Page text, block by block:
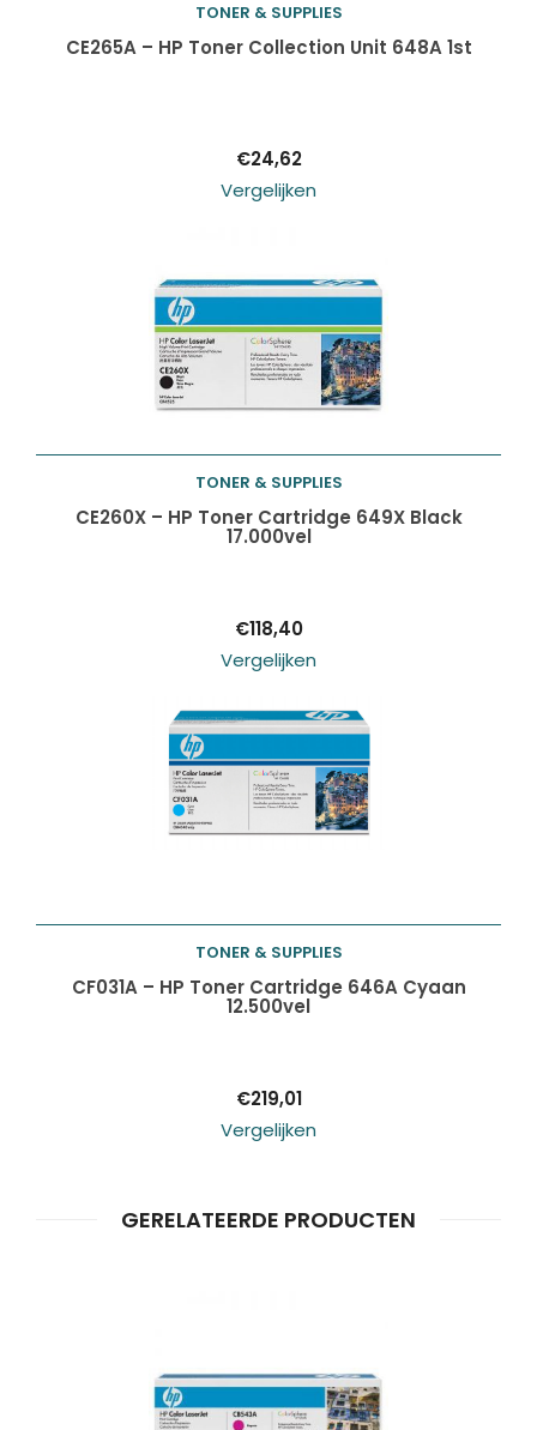
Toevoegen aan
TONER & SUPPLIES
CE265A – HP Toner Collection Unit 648A 1st
€24,62
Vergelijken
Toevoegen aan
TONER & SUPPLIES
CE260X – HP Toner Cartridge 649X Black
17.000vel
€118,40
Vergelijken
Toevoegen aan
TONER & SUPPLIES
CF031A – HP Toner Cartridge 646A Cyaan
12.500vel
€219,01
Vergelijken
GERELATEERDE PRODUCTEN